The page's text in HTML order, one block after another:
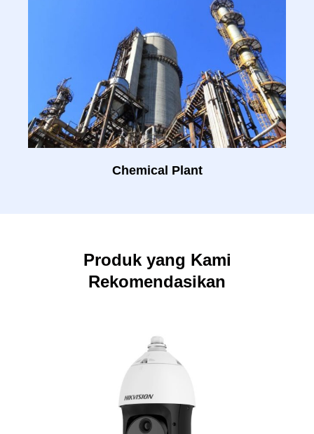
Chemical Plant
Produk yang Kami
Rekomendasikan